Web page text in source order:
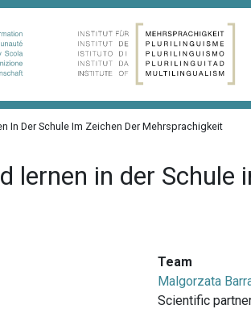
In Der Schule Im Zeichen Der Mehrsprachigkeit
lernen in der Schule
Team
Malgorzata
Scientific